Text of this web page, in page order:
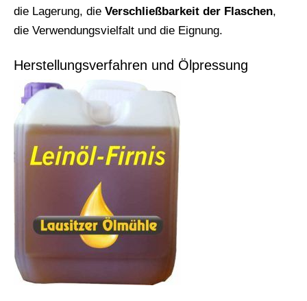
die Lagerung, die Verschließbarkeit der Flaschen,
die Verwendungsvielfalt und die Eignung.
Herstellungsverfahren und Ölpressung